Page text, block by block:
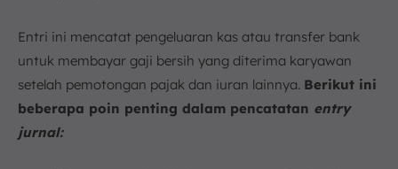
Entri ini mencatat pengeluaran kas atau transfer bank
untuk membayar gaji bersih yang diterima karyawan
setelah pemotongan pajak dan iuran lainnya. Berikut ini
beberapa poin penting dalam pencatatan entry
jurnal: